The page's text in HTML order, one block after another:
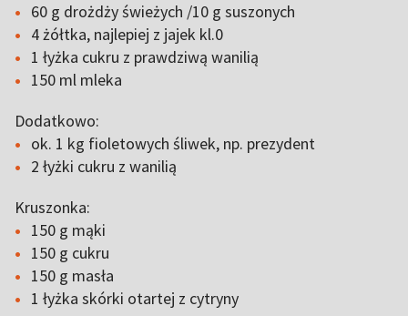
60 g drożdży świeżych /10 g suszonych
4 żółtka, najlepiej z jajek kl.0
1 łyżka cukru z prawdziwą wanilią
150 ml mleka
Dodatkowo:
ok. 1 kg fioletowych śliwek, np. prezydent
2 łyżki cukru z wanilią
Kruszonka:
150 g mąki
150 g cukru
150 g masła
1 łyżka skórki otartej z cytryny